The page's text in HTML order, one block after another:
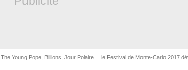
The Young Pope, Billions, Jour Polaire… le Festival de Monte-Carlo 2017